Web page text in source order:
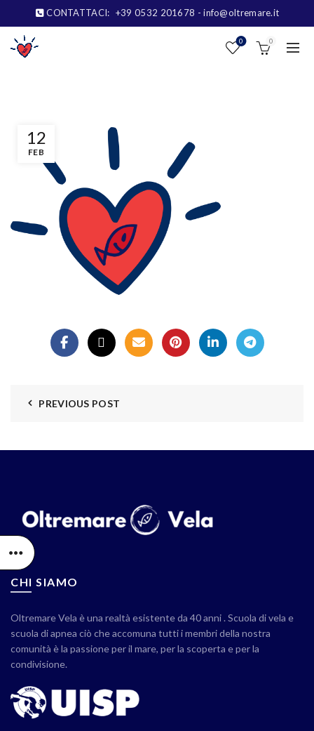
CONTATTACI: +39 0532 201678 - info@oltremare.it
0 0
12
FEB
PREVIOUS POST
CHI SIAMO
Oltremare Vela è una realtà esistente da 40 anni . Scuola di vela e
scuola di apnea ciò che accomuna tutti i membri della nostra
comunità è la passione per il mare, per la scoperta e per la
condivisione.